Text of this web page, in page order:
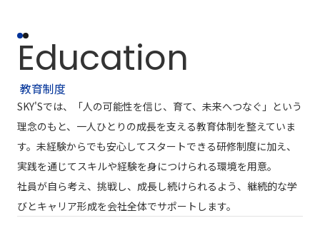
Education
教育制度
SKY'Sでは、「人の可能性を信じ、育て、未来へつなぐ」という
理念のもと、一人ひとりの成長を支える教育体制を整えていま
す。未経験からでも安心してスタートできる研修制度に加え、
実践を通じてスキルや経験を身につけられる環境を用意。
社員が自ら考え、挑戦し、成長し続けられるよう、継続的な学
びとキャリア形成を会社全体でサポートします。